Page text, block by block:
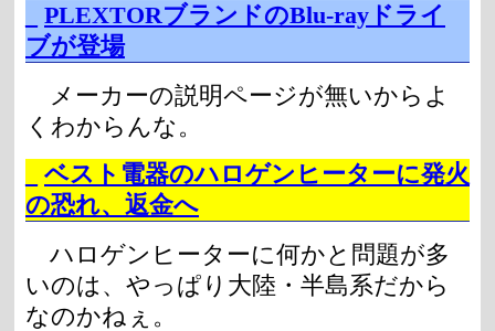
PLEXTORブランドのBlu-rayドライ
ブが登場
メーカーの説明ページが無いからよ
くわからんな。
ベスト電器のハロゲンヒーターに発火
の恐れ、返金へ
ハロゲンヒーターに何かと問題が多
いのは、やっぱり大陸・半島系だから
なのかねぇ。